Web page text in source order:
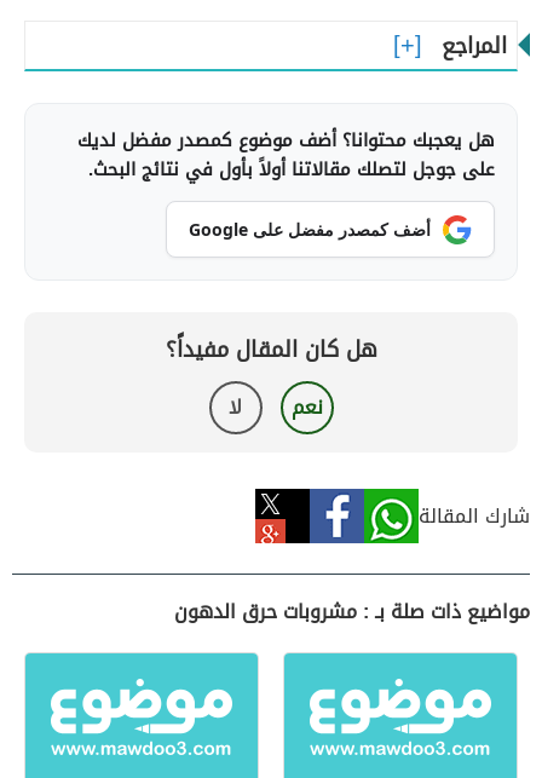
المراجع
هل يعجبك محتوانا؟ أضف موضوع كمصدر مفضل لديك
على جوجل لتصلك مقالاتنا أولاً بأول في نتائج البحث.
أضف كمصدر مفضل على Google
هل كان المقال مفيداً؟
نعم لا
شارك المقالة
مواضيع ذات صلة بـ : مشروبات حرق الدهون